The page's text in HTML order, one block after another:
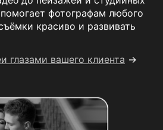
фотографам любого
красиво и развивать
глазами вашего клиента →